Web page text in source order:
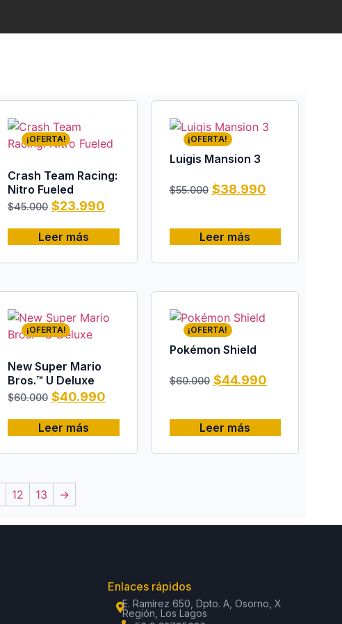
¡OFERTA!
Crash Team Racing:
Nitro Fueled
$45.000 $23.990
Leer más
¡OFERTA!
Luigis Mansion 3
$55.000 $38.990
Leer más
¡OFERTA!
New Super Mario
Bros.™ U Deluxe
$60.000 $40.990
Leer más
¡OFERTA!
Pokémon Shield
$60.000 $44.990
Leer más
12 13 →
Enlaces rápidos
E. Ramírez 650, Dpto. A, Osorno, X
Región, Los Lagos